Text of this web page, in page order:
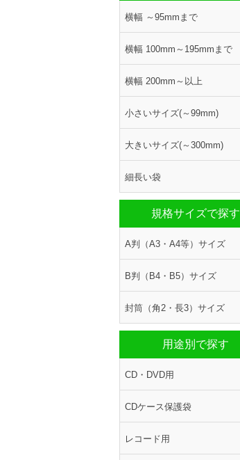
横幅 ～95mmまで
横幅 100mm～195mmまで
横幅 200mm～以上
小さいサイズ(～99mm)
大きいサイズ(～300mm)
細長い袋
規格サイズで探す
A判（A3・A4等）サイズ
B判（B4・B5）サイズ
封筒（角2・長3）サイズ
用途別で探す
CD・DVD用
CDケース保護袋
レコード用